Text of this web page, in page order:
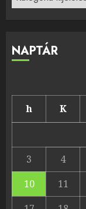
NAPTÁR
h K
3
4
10
11